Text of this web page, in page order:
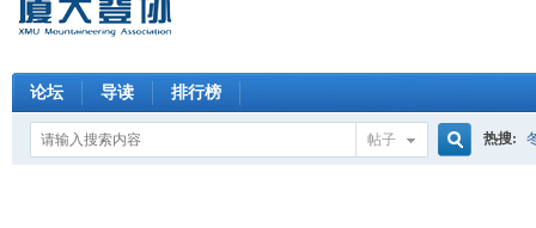
论坛 导读 排行榜
帖子 热搜: